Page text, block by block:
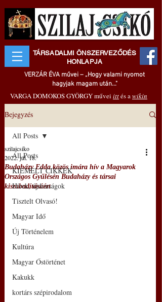
TÁRSADALMI ÖNSZERVEZŐDÉS
HONLAPJA
VERZÁR ÉVA művei – „Hogy valami nyomot
hagyjak magam után..."
VARGA DOMOKOS GYÖRGY művei ittés awikin
Bejegyzés
All Posts
KIEMELT CIKKEK
Hírek, újdonságok
Tisztelt Olvasó!
Magyar Idő
Új Történelem
Kultúra
Magyar Őstörténet
Kakukk
kortárs szépirodalom
All Posts
Budaházy Edda közös imára hív a Magyarok
Országos Gyűlésén Budaházy és társai
kiszabadításáért
szilajcsiko
2022. júl. 18.